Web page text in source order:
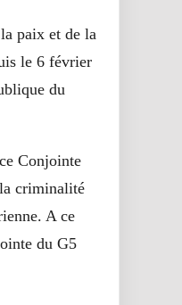
paix et de la
le 6 février
du
Conjointe
criminalité
A ce
du G5